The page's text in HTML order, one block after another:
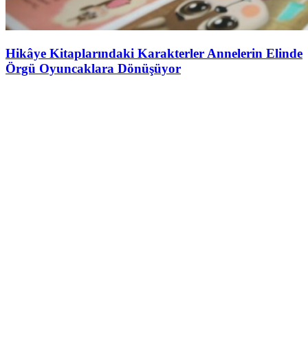
Hikâye Kitaplarındaki Karakterler Annelerin Elinde
Örgü Oyuncaklara Dönüşüyor